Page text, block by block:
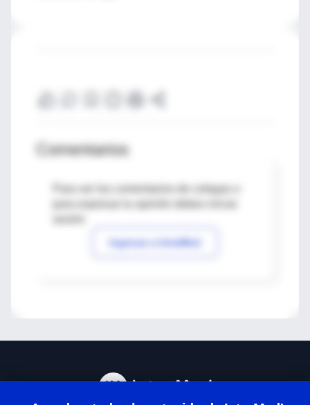
Comentarios
Para ver los comentarios de colegas o
Ingresar a IntraMed